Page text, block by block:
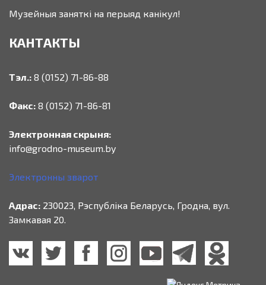
Музейныя заняткі на перыяд канікул!
КАНТАКТЫ
Тэл.: 8 (0152) 71-86-88
Факс: 8 (0152) 71-86-81
Электронная скрыня:
info@grodno-museum.by
Электронны зварот
Адрас: 230023, Рэспубліка Беларусь, Гродна, вул.
Замкавая 20.